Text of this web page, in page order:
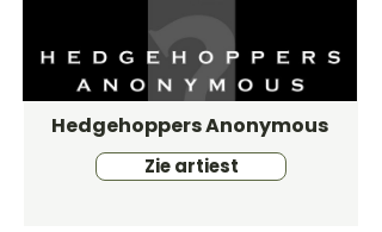
Hedgehoppers Anonymous
Zie artiest